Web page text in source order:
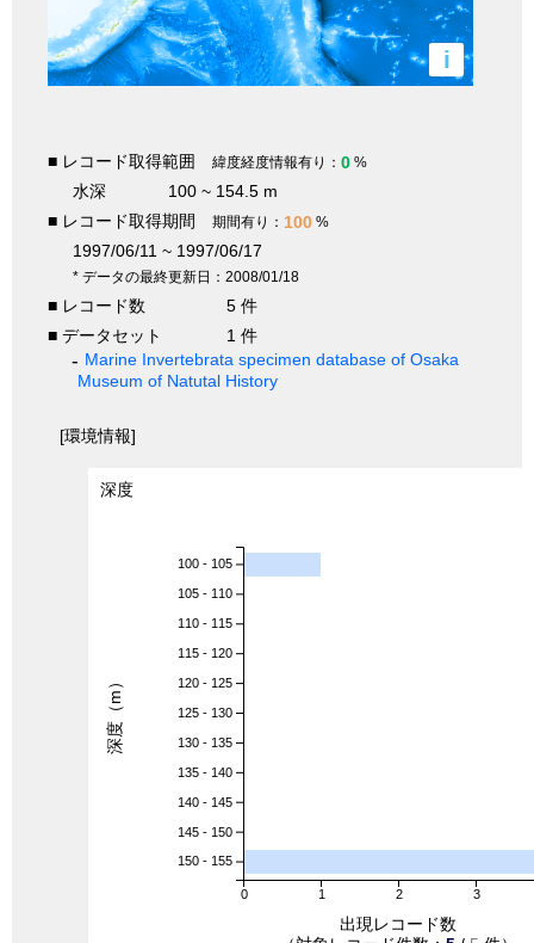
i
■ レコード取得範囲 緯度経度情報有り： 0 %
水深
100 ~ 154.5 m
■ レコード取得期間
期間有り： 100 %
1997/06/11 ~ 1997/06/17
* データの最終更新日：2008/01/18
■ レコード数
5 件
■ データセット
1 件
Marine Invertebrata specimen database of Osaka
Museum of Natutal History
[環境情報]
深度
0 1 2 3
100 - 105
105 - 110
110 - 115
115 - 120
120 - 125
125 - 130
130 - 135
135 - 140
140 - 145
145 - 150
150 - 155
出現レコード数
深度（m）